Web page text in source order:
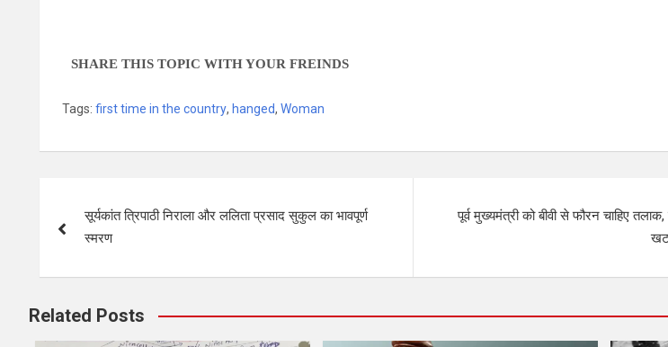
SHARE THIS TOPIC WITH YOUR FREINDS
Tags: first time in the country, hanged, Woman
सूर्यकांत त्रिपाठी निराला और ललिता प्रसाद सुकुल का भावपूर्ण
स्मरण
पूर्व मुख्यमंत्री को बीवी से फौरन चाहिए
Related Posts